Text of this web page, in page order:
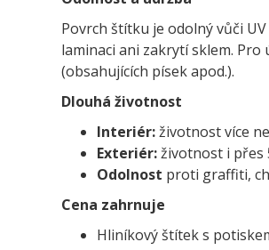
Povrch štítku je odolný vůči
laminaci ani zakrytí sklem.
(obsahujících písek apod.).
Dlouhá životnost
Interiér:životnost více
Exteriér:životnost i přes
Odolnost proti graffiti,
Cena zahrnuje
Hliníkový štítek s